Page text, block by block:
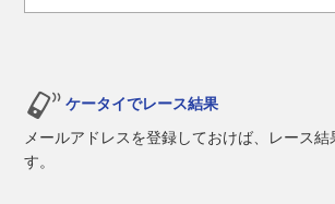
ケータイでレース結果
メールアドレスを登録しておけば、レース結
す。